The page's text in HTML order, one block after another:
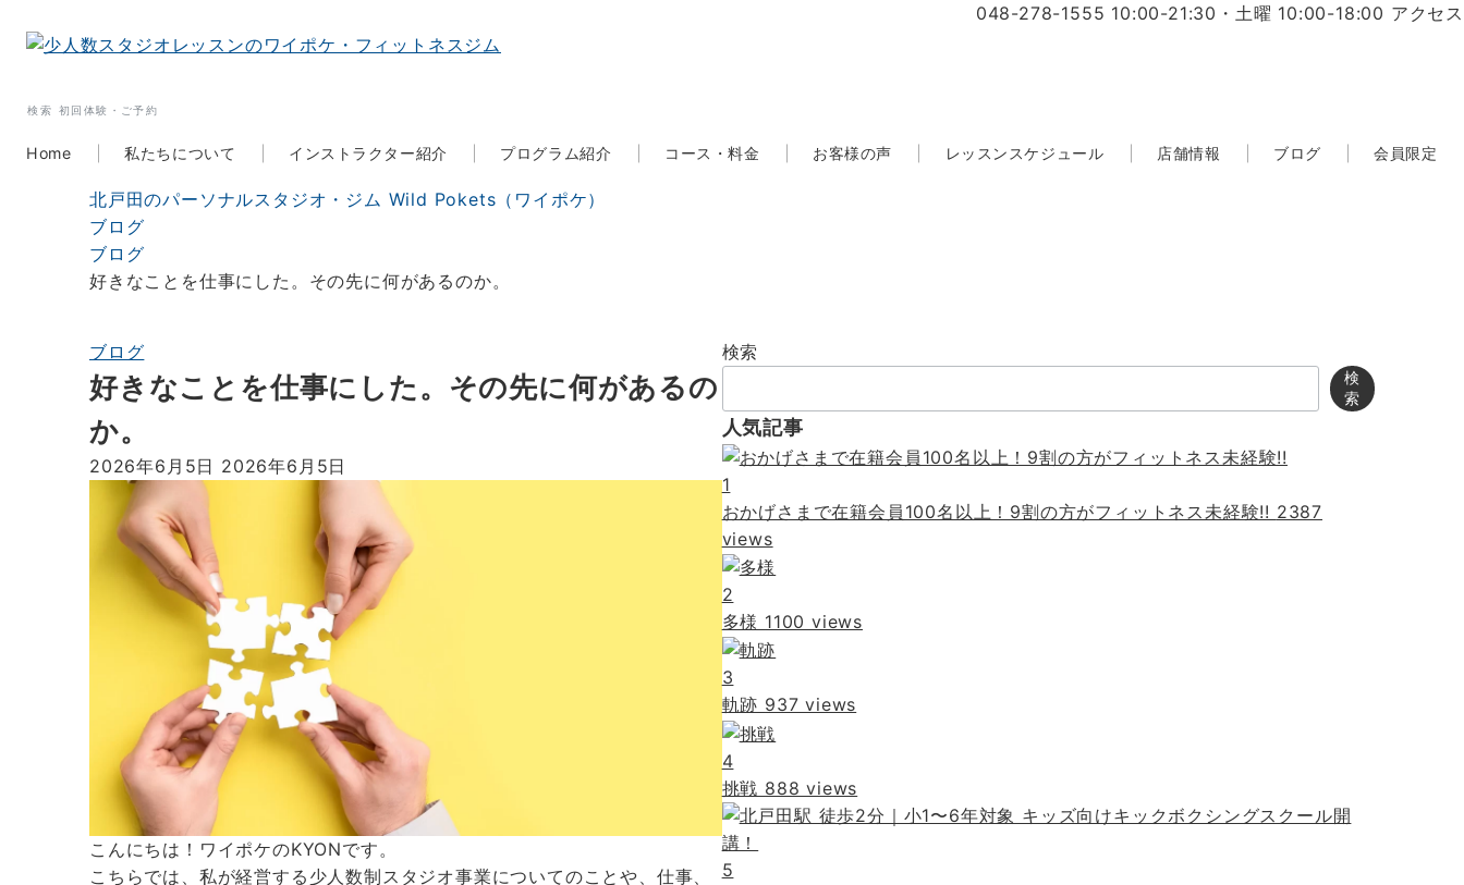
048-278-1555 10:00-21:30・土曜 10:00-18:00 アクセス
検索 初回体験・ご予約
Home 私たちについて インストラクター紹介 プログラム紹介 コース・料金 お客様の声 レッスンスケジュール 店舗情報 ブログ 会員限定
北戸田のパーソナルスタジオ・ジム Wild Pokets（ワイポケ）
ブログ
ブログ
好きなことを仕事にした。その先に何があるのか。
ブログ
好きなことを仕事にした。その先に何があるの
か。
2026年6月5日 2026年6月5日
こんにちは！ワイポケのKYONです。
こちらでは、私が経営する少人数制スタジオ事業についてのことや、仕事、
検索
検
索
人気記事
1
おかげさまで在籍会員100名以上！9割の方がフィットネス未経験!! 2387
views
2
多様 1100 views
3
軌跡 937 views
4
挑戦 888 views
5